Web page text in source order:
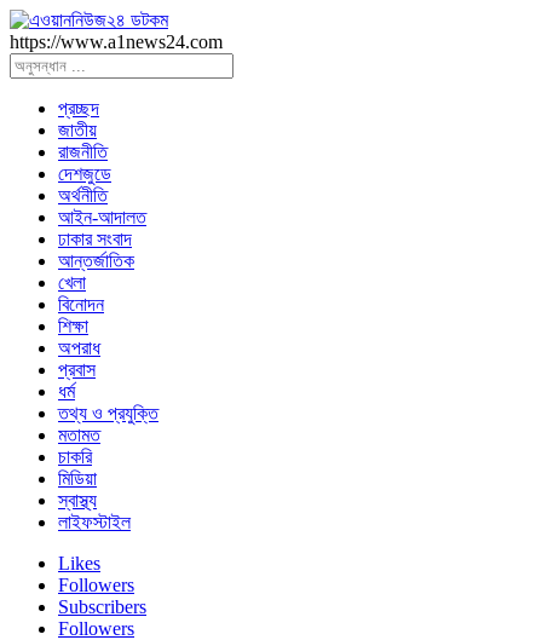
https://www.a1news24.com
প্রচ্ছদ
জাতীয়
রাজনীতি
দেশজুডে
অর্থনীতি
আইন-আদালত
ঢাকার সংবাদ
আন্তর্জাতিক
খেলা
বিনোদন
শিক্ষা
অপরাধ
প্রবাস
ধর্ম
তথ্য ও প্রযুক্তি
মতামত
চাকরি
মিডিয়া
স্বাস্থ্য
লাইফস্টাইল
Likes
Followers
Subscribers
Followers